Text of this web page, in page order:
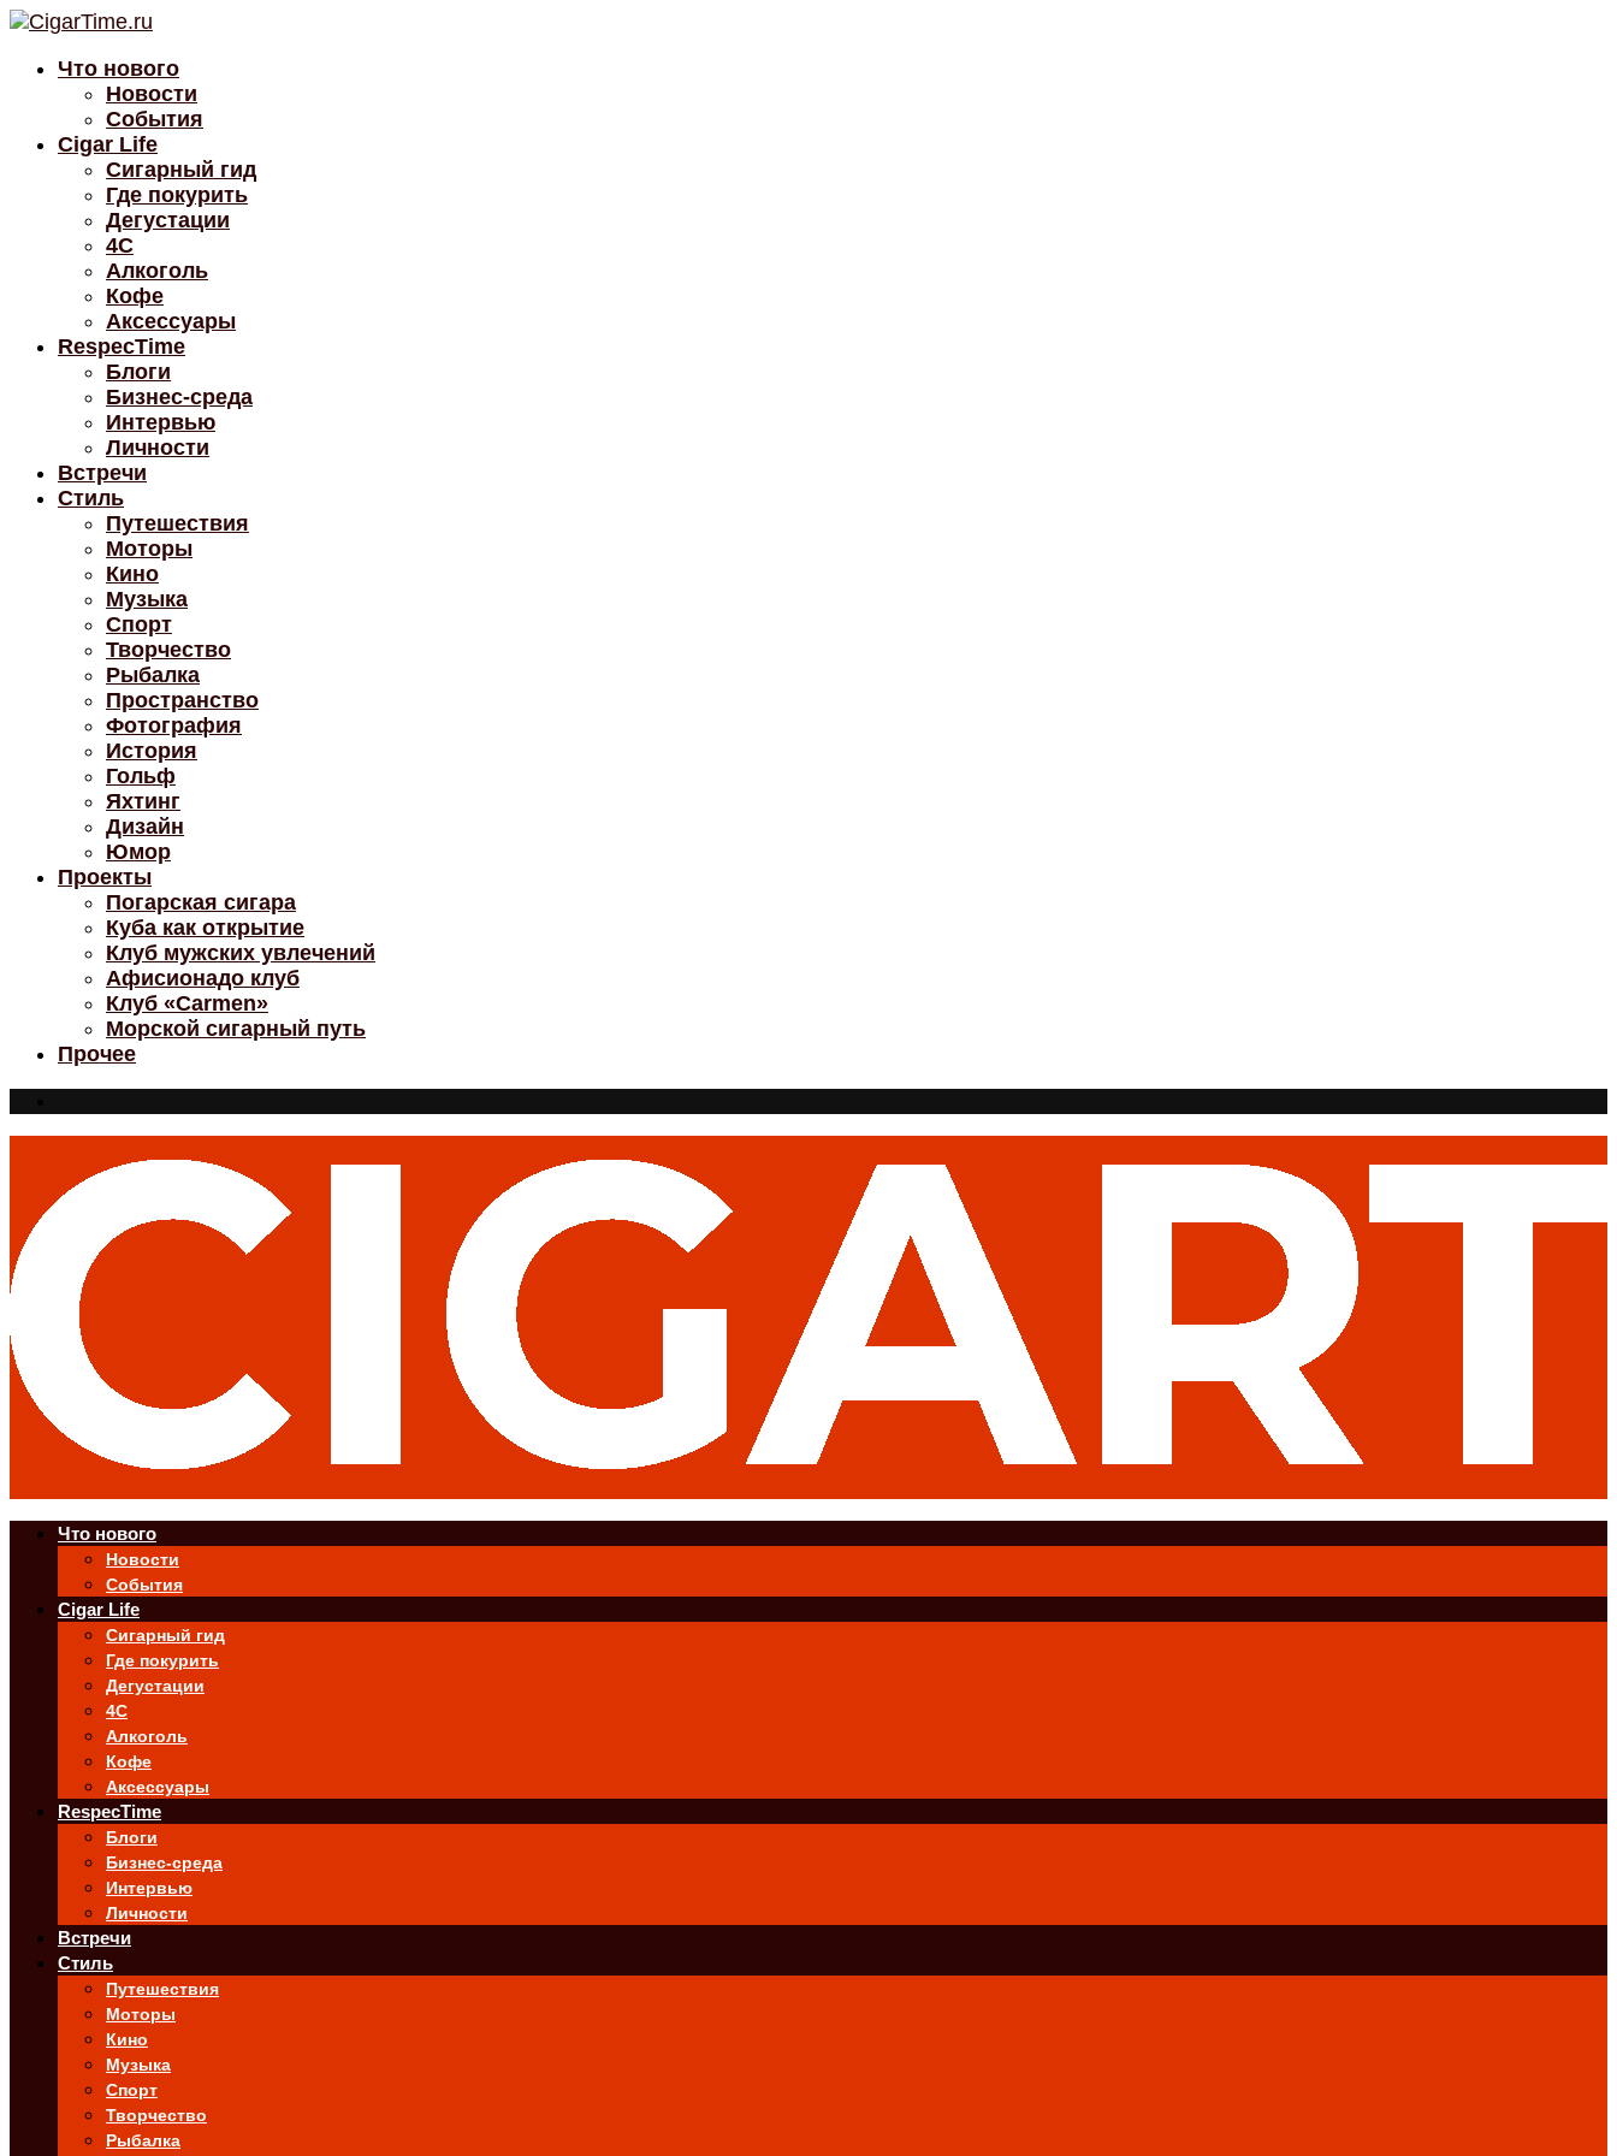
Что нового
Новости
События
Cigar Life
Сигарный гид
Где покурить
Дегустации
4C
Алкоголь
Кофе
Аксессуары
RespecTime
Блоги
Бизнес-среда
Интервью
Личности
Встречи
Стиль
Путешествия
Моторы
Кино
Музыка
Спорт
Творчество
Рыбалка
Пространство
Фотография
История
Гольф
Яхтинг
Дизайн
Юмор
Проекты
Погарская сигара
Куба как открытие
Клуб мужских увлечений
Афисионадо клуб
Клуб «Carmen»
Морской сигарный путь
Прочее
Что нового
Новости
События
Cigar Life
Сигарный гид
Где покурить
Дегустации
4C
Алкоголь
Кофе
Аксессуары
RespecTime
Блоги
Бизнес-среда
Интервью
Личности
Встречи
Стиль
Путешествия
Моторы
Кино
Музыка
Спорт
Творчество
Рыбалка